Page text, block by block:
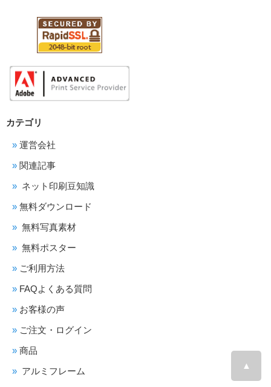
カテゴリ
運営会社
関連記事
ネット印刷豆知識
無料ダウンロード
無料写真素材
無料ポスター
ご利用方法
FAQよくある質問
お客様の声
ご注文・ログイン
商品
アルミフレーム
▲